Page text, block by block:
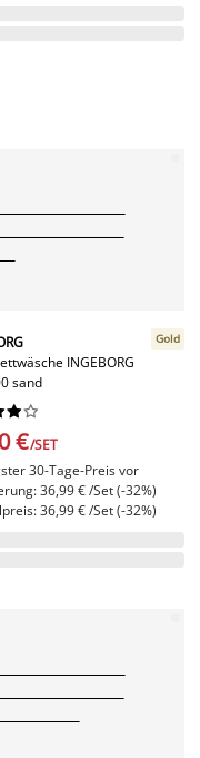
INGEBORG
sand
Gold



€/SET
30-Tage-Preis vor
36,99 € /Set (-32%)
36,99 € /Set (-32%)